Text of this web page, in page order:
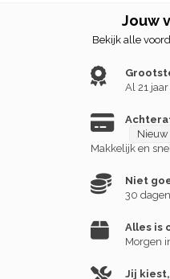
Jouw
Bekijk alle
Al 21
Nieuw
Makkelijk en
Niet
30
Alles is
Morgen
Jij